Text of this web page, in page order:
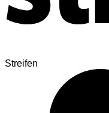
Streifen